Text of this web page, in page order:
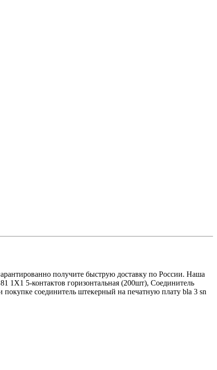
получите быструю доставку по России. Наша
1X1 5-контактов горизонтальная (200шт), Соединитель
соединитель штекерный на печатную плату bla 3 sn